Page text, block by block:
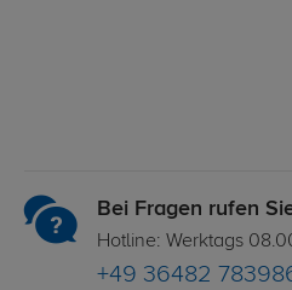
Bei Fragen rufen
Hotline: Werktags
+49 36482